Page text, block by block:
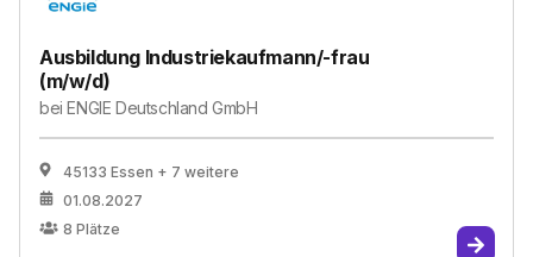
Ausbildung Industriekaufmann/-frau
(m/w/d)
beiENGIE Deutschland GmbH
45133 Essen + 7 weitere
01.08.2027
8 Plätze